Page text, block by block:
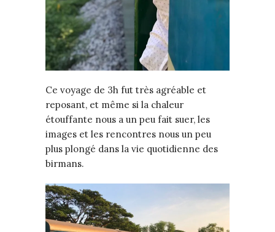
Ce voyage de 3h fut très agréable et
reposant, et même si la chaleur
étouffante nous a un peu fait suer, les
images et les rencontres nous un peu
plus plongé dans la vie quotidienne des
birmans.